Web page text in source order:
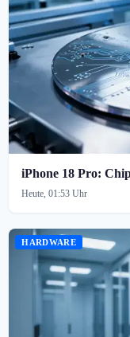
iPhone 18 Pro:
Heute, 01:53 Uhr
HARDWARE